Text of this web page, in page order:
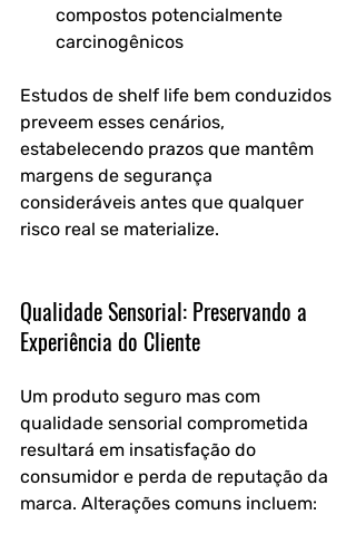
compostos potencialmente
carcinogênicos
Estudos de shelf life bem conduzidos
preveem esses cenários,
estabelecendo prazos que mantêm
margens de segurança
consideráveis antes que qualquer
risco real se materialize.
Qualidade Sensorial: Preservando a
Experiência do Cliente
Um produto seguro mas com
qualidade sensorial comprometida
resultará em insatisfação do
consumidor e perda de reputação da
marca. Alterações comuns incluem: